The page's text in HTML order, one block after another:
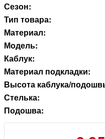
Сезон:
Тип товара:
Материал:
Модель:
Каблук:
Материал подкладки:
Высота каблука/
Стелька:
Подошва: